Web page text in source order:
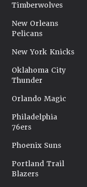
Timberwolves
New Orleans
Pelicans
New York Knicks
Oklahoma City
Thunder
Orlando Magic
Philadelphia
76ers
Phoenix Suns
Portland Trail
Blazers